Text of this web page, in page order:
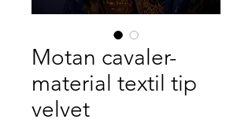
Motan cavaler-
material textil tip
velvet